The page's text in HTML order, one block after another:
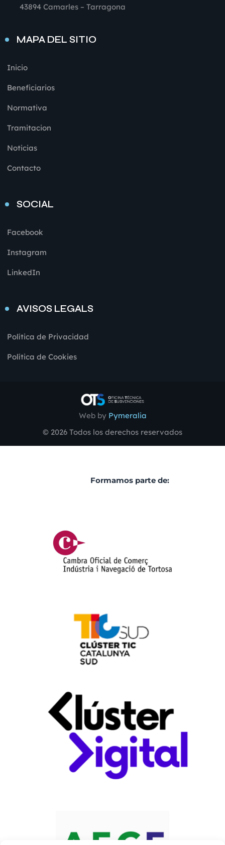
43894 Camarles – Tarragona
MAPA DEL SITIO
Inicio
Beneficiarios
Normativa
Tramitacion
Noticias
Contacto
SOCIAL
Facebook
Instagram
LinkedIn
AVISOS LEGALS
Política de Privacidad
Política de Cookies
Web by Pymeralia
© 2026 Todos los derechos reservados
Formamos parte de: